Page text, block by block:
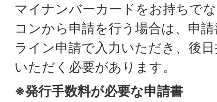
マイナンバーカードをお持ちで
コンから申請を行う場合は、申
ライン申請で入力いただき、後
いただく必要があります。
※発行手数料が必要な申請書